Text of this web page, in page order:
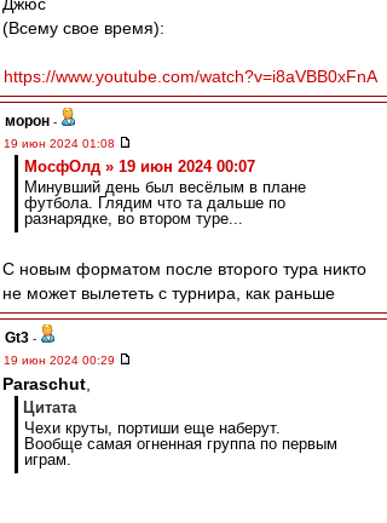
(Всему свое время):
https://www.youtube.com/watch?v=i8aVBB0xFnA
морон -
19 июн 2024 01:08
МосфОлд » 19 июн 2024 00:07
Минувший день был весёлым в плане
футбола. Глядим что та дальше по
разнарядке, во втором туре...
С новым форматом после второго тура никто
не может вылететь с турнира, как раньше
Gt3 -
19 июн 2024 00:29
Paraschut
Цитата
Чехи круты, портиши еще наберут.
Вообще самая огненная группа по первым
играм.